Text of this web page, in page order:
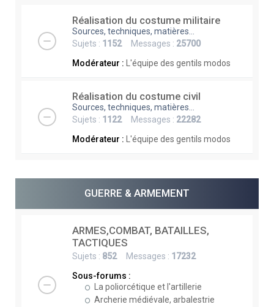
Réalisation du costume militaire
Sources, techniques, matières...
Sujets : 1152Messages : 25700
Modérateur :
L'équipe des gentils modos
Réalisation du costume civil
Sources, techniques, matières...
Sujets : 1122Messages : 22282
Modérateur :
L'équipe des gentils modos
GUERRE & ARMEMENT
ARMES,COMBAT, BATAILLES,
TACTIQUES
Sujets : 852Messages : 17232
Sous-forums :
La poliorcétique et l'artillerie
Archerie médiévale, arbalestrie